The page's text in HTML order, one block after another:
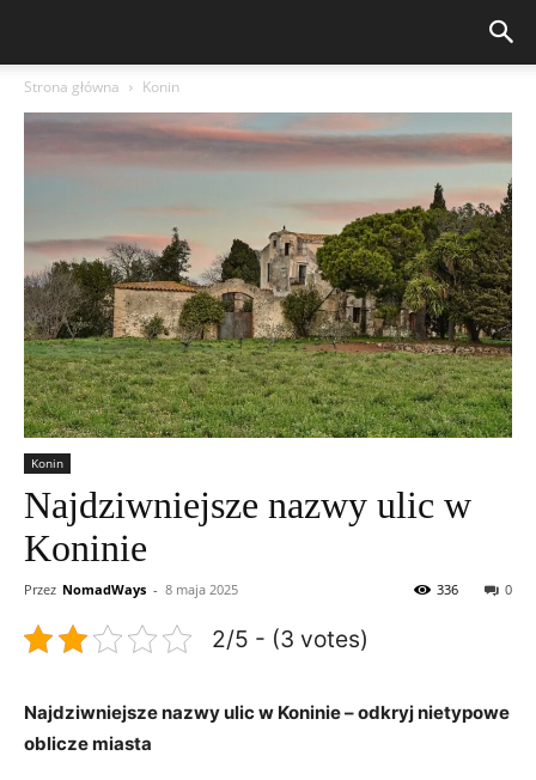
Strona główna Konin
Konin
Najdziwniejsze nazwy ulic w
Koninie
Przez NomadWays - 8 maja 2025 0
336
2/5 - (3 votes)
Najdziwniejsze ‍nazwy ulic ​w Koninie – odkryj nietypowe
oblicze miasta